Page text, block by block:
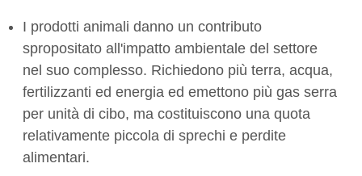
I prodotti animali danno un contributo
spropositato all'impatto ambientale del settore
nel suo complesso. Richiedono più terra, acqua,
fertilizzanti ed energia ed emettono più gas serra
per unità di cibo, ma costituiscono una quota
relativamente piccola di sprechi e perdite
alimentari.